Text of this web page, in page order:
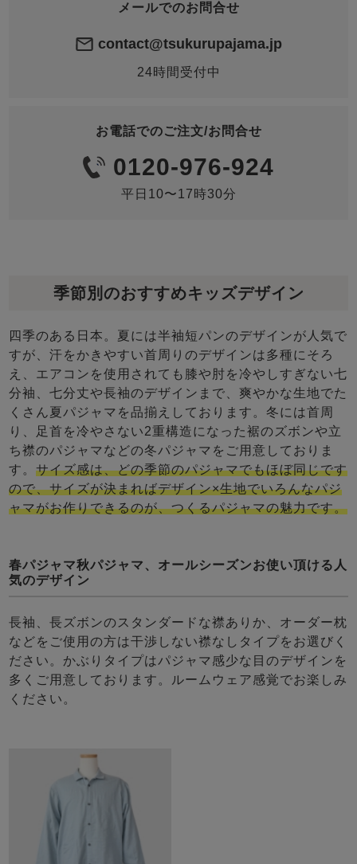
メールでのお問合せ
contact@tsukurupajama.jp
24時間受付中
お電話でのご注文/お問合せ
0120-976-924
平日10〜17時30分
季節別のおすすめキッズデザイン
四季のある日本。夏には半袖短パンのデザインが人気で
すが、汗をかきやすい首周りのデザインは多種にそろ
え、エアコンを使用されても膝や肘を冷やしすぎない七
分袖、七分丈や長袖のデザインまで、爽やかな生地でた
くさん夏パジャマを品揃えしております。冬には首周
り、足首を冷やさない2重構造になった裾のズボンや立
ち襟のパジャマなどの冬パジャマをご用意しておりま
す。サイズ感は、どの季節のパジャマでもほぼ同じです
ので、サイズが決まればデザイン×生地でいろんなパジ
ャマがお作りできるのが、つくるパジャマの魅力です。
春パジャマ秋パジャマ、オールシーズンお使い頂ける人
気のデザイン
長袖、長ズボンのスタンダードな襟ありか、オーダー枕
などをご使用の方は干渉しない襟なしタイプをお選びく
ださい。かぶりタイプはパジャマ感少な目のデザインを
多くご用意しております。ルームウェア感覚でお楽しみ
ください。